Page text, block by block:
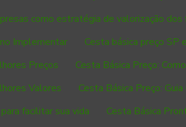
como estratégia de valorização dos
Implementar
Cesta básica preço SP
Preços
Cesta Básica Preço:
Valores
Cesta Básica Preço:
facilitar sua vida
Cesta Básica